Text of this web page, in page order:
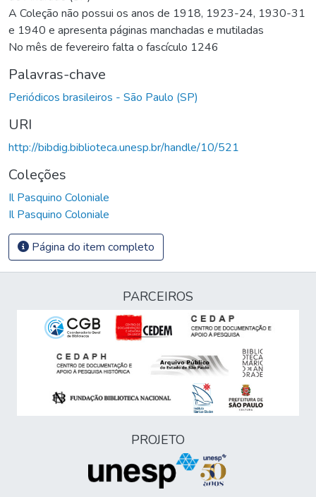
A Coleção não possui os anos de 1918, 1923-24, 1930-31
e 1940 e apresenta páginas manchadas e mutiladas
No mês de fevereiro falta o fascículo 1246
Palavras-chave
Periódicos brasileiros - São Paulo (SP)
URI
http://bibdig.biblioteca.unesp.br/handle/10/521
Coleções
Il Pasquino Coloniale
Il Pasquino Coloniale
Página do item completo
PARCEIROS
PROJETO